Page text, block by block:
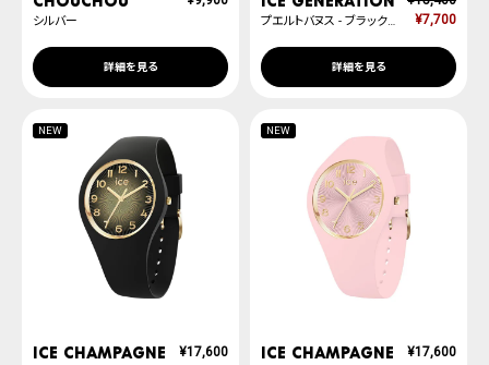
シルバー
詳細を見る
プエルトバヌス - ブラック - ミディアム
¥7,700
詳細を見る
NEW
ICE champagne ¥17,600
NEW
ICE champagne ¥17,600